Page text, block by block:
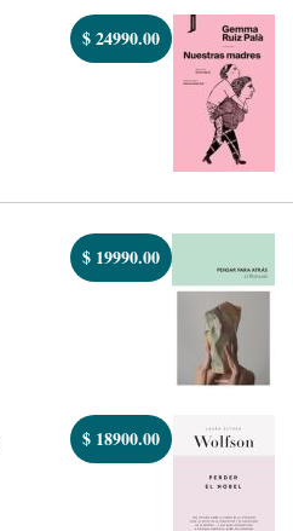
$24990.00
$ 19990.00
$ 18900.00